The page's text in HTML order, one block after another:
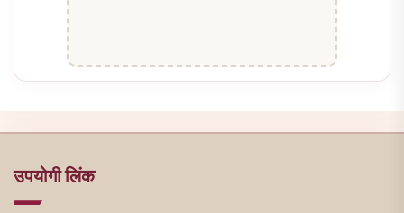
उपयोगी लिंक